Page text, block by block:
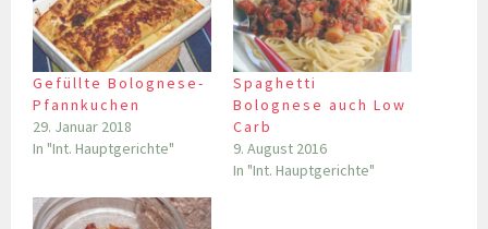
Gefüllte Bolognese-
Pfannkuchen
29. Januar 2018
In "Int. Hauptgerichte"
Spaghetti
Bolognese auch Low
Carb
9. August 2016
In "Int. Hauptgerichte"